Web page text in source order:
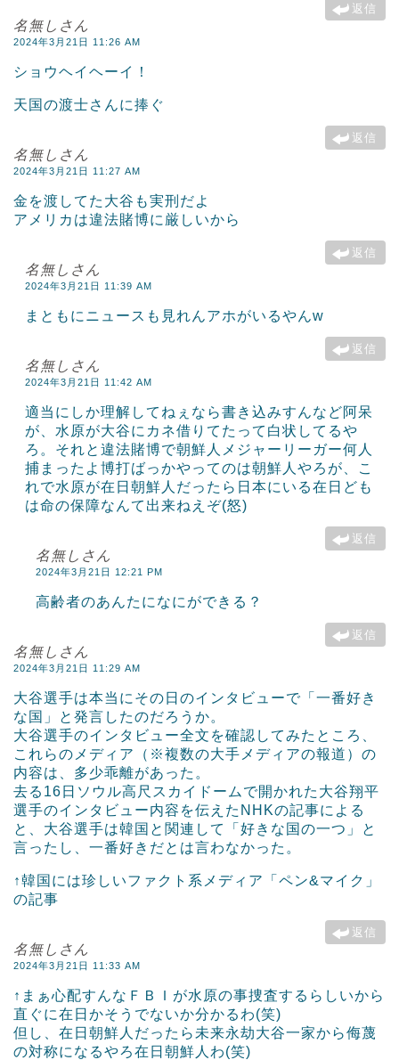
返信
名無しさん
2024年3月21日 11:26 AM
ショウヘイヘーイ！
天国の渡士さんに捧ぐ
返信
名無しさん
2024年3月21日 11:27 AM
金を渡してた大谷も実刑だよ
アメリカは違法賭博に厳しいから
返信
名無しさん
2024年3月21日 11:39 AM
まともにニュースも見れんアホがいるやんw
返信
名無しさん
2024年3月21日 11:42 AM
適当にしか理解してねぇなら書き込みすんなど阿呆
が、水原が大谷にカネ借りてたって白状してるや
ろ。それと違法賭博で朝鮮人メジャーリーガー何人
捕まったよ博打ばっかやってのは朝鮮人やろが、こ
れで水原が在日朝鮮人だったら日本にいる在日ども
は命の保障なんて出来ねえぞ(怒)
返信
名無しさん
2024年3月21日 12:21 PM
高齢者のあんたになにができる？
返信
名無しさん
2024年3月21日 11:29 AM
大谷選手は本当にその日のインタビューで「一番好き
な国」と発言したのだろうか。
大谷選手のインタビュー全文を確認してみたところ、
これらのメディア（※複数の大手メディアの報道）の
内容は、多少乖離があった。
去る16日ソウル高尺スカイドームで開かれた大谷翔平
選手のインタビュー内容を伝えたNHKの記事による
と、大谷選手は韓国と関連して「好きな国の一つ」と
言ったし、一番好きだとは言わなかった。
↑韓国には珍しいファクト系メディア「ペン&マイク」
の記事
返信
名無しさん
2024年3月21日 11:33 AM
↑まぁ心配すんなＦＢＩが水原の事捜査するらしいから
直ぐに在日かそうでないか分かるわ(笑)
但し、在日朝鮮人だったら未来永劫大谷一家から侮蔑
の対称になるやろ在日朝鮮人わ(笑)